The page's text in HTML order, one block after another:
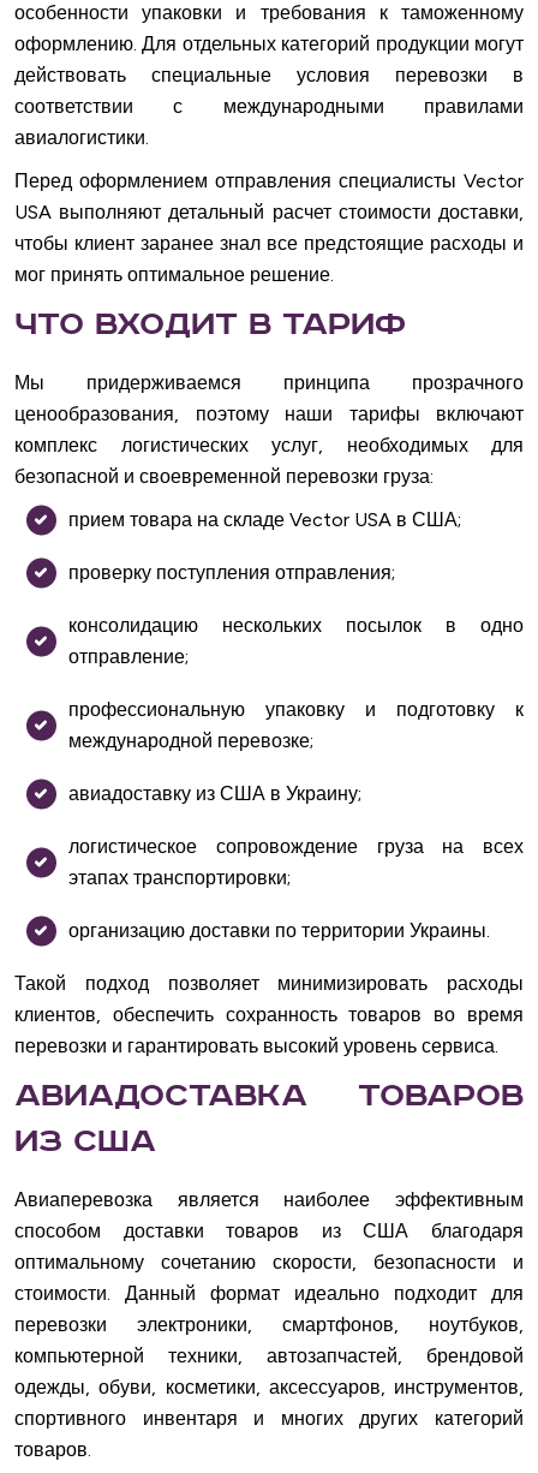
особенности упаковки и требования к таможенному
оформлению. Для отдельных категорий продукции могут
действовать специальные условия перевозки в
соответствии с международными правилами
авиалогистики.
Перед оформлением отправления специалисты Vector
USA выполняют детальный расчет стоимости доставки,
чтобы клиент заранее знал все предстоящие расходы и
мог принять оптимальное решение.
Что входит в тариф
Мы придерживаемся принципа прозрачного
ценообразования, поэтому наши тарифы включают
комплекс логистических услуг, необходимых для
безопасной и своевременной перевозки груза:
прием товара на складе Vector USA в США;
проверку поступления отправления;
консолидацию нескольких посылок в одно
отправление;
профессиональную упаковку и подготовку к
международной перевозке;
авиадоставку из США в Украину;
логистическое сопровождение груза на всех
этапах транспортировки;
организацию доставки по территории Украины.
Такой подход позволяет минимизировать расходы
клиентов, обеспечить сохранность товаров во время
перевозки и гарантировать высокий уровень сервиса.
Авиадоставка товаров
из США
Авиаперевозка является наиболее эффективным
способом доставки товаров из США благодаря
оптимальному сочетанию скорости, безопасности и
стоимости. Данный формат идеально подходит для
перевозки электроники, смартфонов, ноутбуков,
компьютерной техники, автозапчастей, брендовой
одежды, обуви, косметики, аксессуаров, инструментов,
спортивного инвентаря и многих других категорий
товаров.